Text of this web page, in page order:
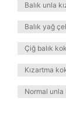
Balık unla
Balık yağ
Çiğ balık
Kızartma
Normal unla